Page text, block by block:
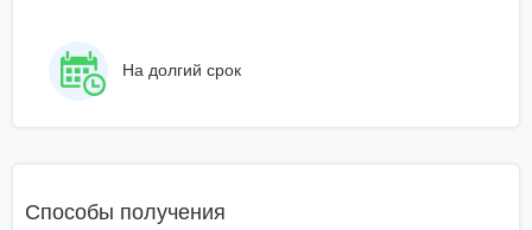
На долгий срок
Способы получения